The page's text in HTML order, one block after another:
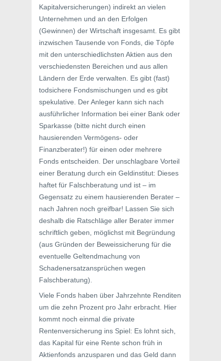
Kapitalversicherungen) indirekt an vielen
Unternehmen und an den Erfolgen
(Gewinnen) der Wirtschaft insgesamt. Es gibt
inzwischen Tausende von Fonds, die Töpfe
mit den unterschiedlichsten Aktien aus den
verschiedensten Bereichen und aus allen
Ländern der Erde verwalten. Es gibt (fast)
todsichere Fondsmischungen und es gibt
spekulative. Der Anleger kann sich nach
ausführlicher Information bei einer Bank oder
Sparkasse (bitte nicht durch einen
hausierenden Vermögens- oder
Finanzberater!) für einen oder mehrere
Fonds entscheiden. Der unschlagbare Vorteil
einer Beratung durch ein Geldinstitut: Dieses
haftet für Falschberatung und ist – im
Gegensatz zu einem hausierenden Berater –
nach Jahren noch greifbar! Lassen Sie sich
deshalb die Ratschläge aller Berater immer
schriftlich geben, möglichst mit Begründung
(aus Gründen der Beweissicherung für die
eventuelle Geltendmachung von
Schadenersatzansprüchen wegen
Falschberatung).
Viele Fonds haben über Jahrzehnte Renditen
um die zehn Prozent pro Jahr erbracht. Hier
kommt noch einmal die private
Rentenversicherung ins Spiel: Es lohnt sich,
das Kapital für eine Rente schon früh in
Aktienfonds anzusparen und das Geld dann